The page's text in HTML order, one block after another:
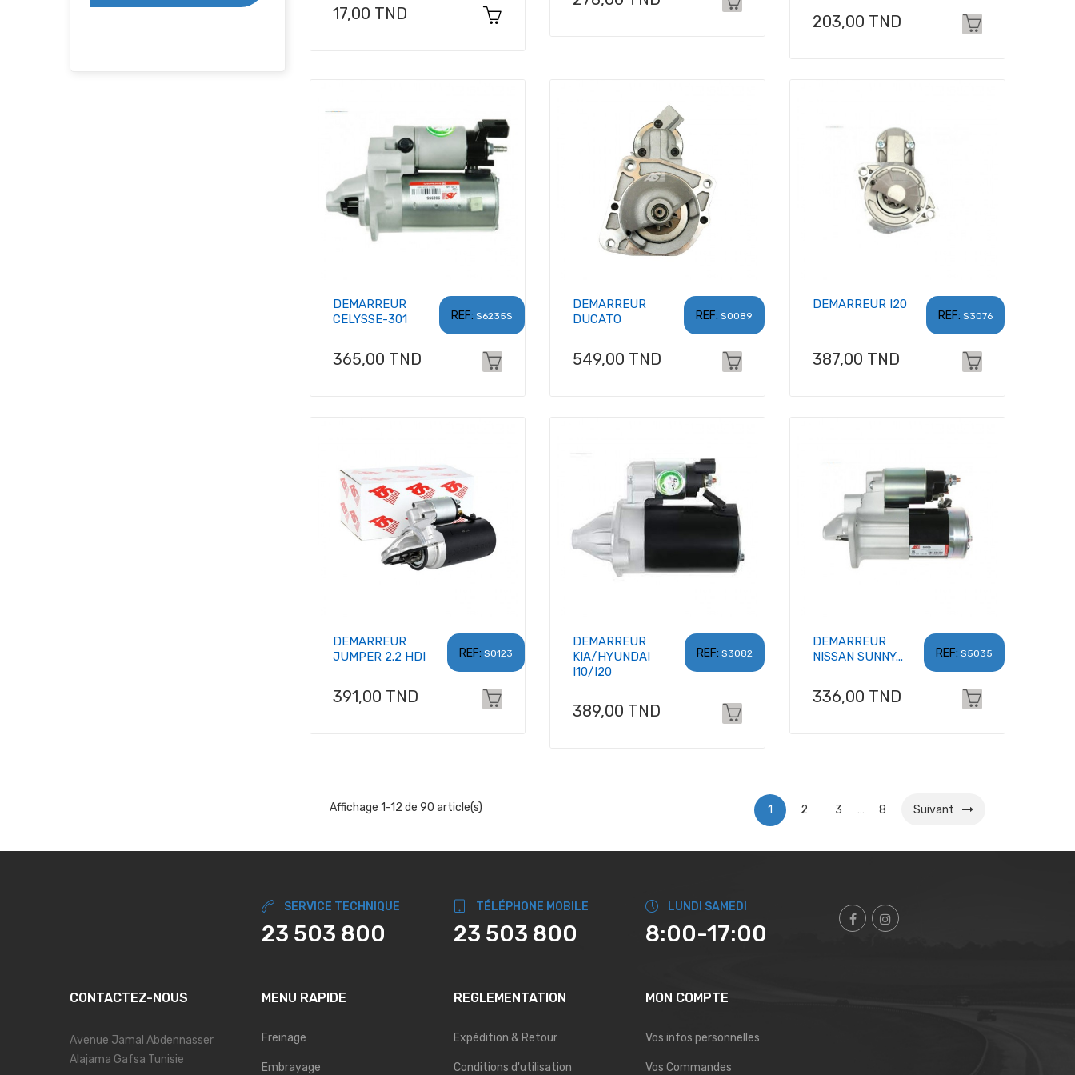
Prix
17,00 TND Prix
203,00 TND
REF: S6235S
DEMARREUR
CELYSSE-301
Prix
365,00 TND
REF: S0089
DEMARREUR
DUCATO
Prix
549,00 TND
REF: S3076
DEMARREUR I20
Prix
387,00 TND
REF: S0123
DEMARREUR
JUMPER 2.2 HDI
Prix
391,00 TND
REF: S3082
DEMARREUR
KIA/HYUNDAI
I10/I20
Prix
389,00 TND
REF: S5035
DEMARREUR
NISSAN SUNNY...
Prix
336,00 TND
Affichage 1-12 de 90 article(s) 1 2 3 … 8 Suivant
SERVICE TECHNIQUE
23 503 800
TÉLÉPHONE MOBILE
23 503 800
LUNDI SAMEDI
8:00-17:00
CONTACTEZ-NOUS
Avenue Jamal Abdennasser
Alajama Gafsa Tunisie
MENU RAPIDE
Freinage
Embrayage
REGLEMENTATION
Expédition & Retour
Conditions d'utilisation
MON COMPTE
Vos infos personnelles
Vos Commandes